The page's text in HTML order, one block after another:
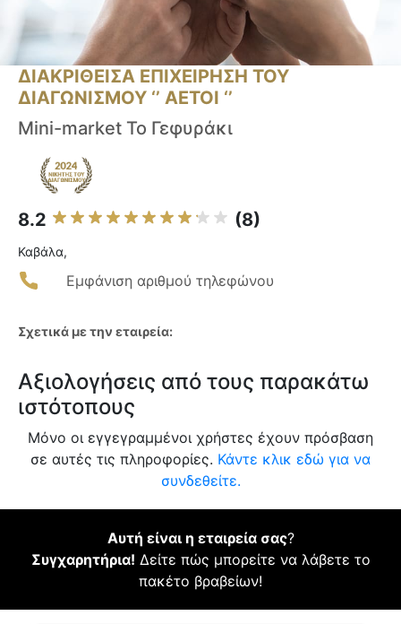
ΔΙΑΚΡΙΘΕΙΣΑ ΕΠΙΧΕΙΡΗΣΗ ΤΟΥ
ΔΙΑΓΩΝΙΣΜΟΥ ‘’ ΑΕΤΟΙ ‘’
Mini-market Το Γεφυράκι
8.2 (8)
Καβάλα,
Εμφάνιση αριθμού τηλεφώνου
Σχετικά με την εταιρεία:
Αξιολογήσεις από τους παρακάτω
ιστότοπους
Μόνο οι εγγεγραμμένοι χρήστες έχουν πρόσβαση
σε αυτές τις πληροφορίες. Κάντε κλικ εδώ για να
συνδεθείτε.
Αυτή είναι η εταιρεία σας?
Συγχαρητήρια! Δείτε πώς μπορείτε να λάβετε το
πακέτο βραβείων!